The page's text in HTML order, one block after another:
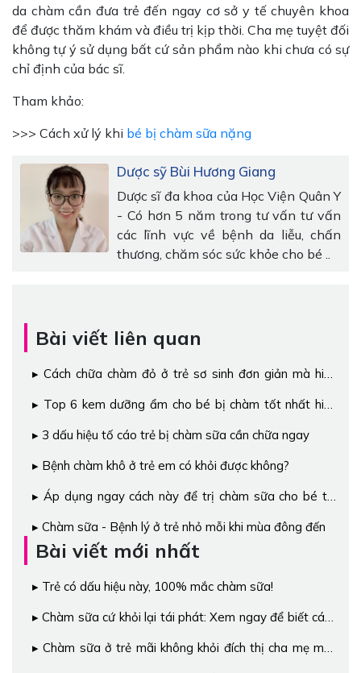
da chàm cần đưa trẻ đến ngay cơ sở y tế chuyên khoa
để được thăm khám và điều trị kịp thời. Cha mẹ tuyệt đối
không tự ý sử dụng bất cứ sản phẩm nào khi chưa có sự
chỉ định của bác sĩ.
Tham khảo:
>>> Cách xử lý khi bé bị chàm sữa nặng
Dược sỹ Bùi Hương Giang
Dược sĩ đa khoa của Học Viện Quân Y
- Có hơn 5 năm trong tư vấn tư vấn
các lĩnh vực về bệnh da liễu, chấn
thương, chăm sóc sức khỏe cho bé ..
Bài viết liên quan
Cách chữa chàm đỏ ở trẻ sơ sinh đơn giản mà hiệu
Top 6 kem dưỡng ẩm cho bé bị chàm tốt nhất hiện
3 dấu hiệu tố cáo trẻ bị chàm sữa cần chữa ngay
Bệnh chàm khô ở trẻ em có khỏi được không?
Áp dụng ngay cách này để trị chàm sữa cho bé tại
Chàm sữa - Bệnh lý ở trẻ nhỏ mỗi khi mùa đông đến
Bài viết mới nhất
Trẻ có dấu hiệu này, 100% mắc chàm sữa!
Chàm sữa cứ khỏi lại tái phát: Xem ngay để biết cách
Chàm sữa ở trẻ mãi không khỏi đích thị cha mẹ mắc